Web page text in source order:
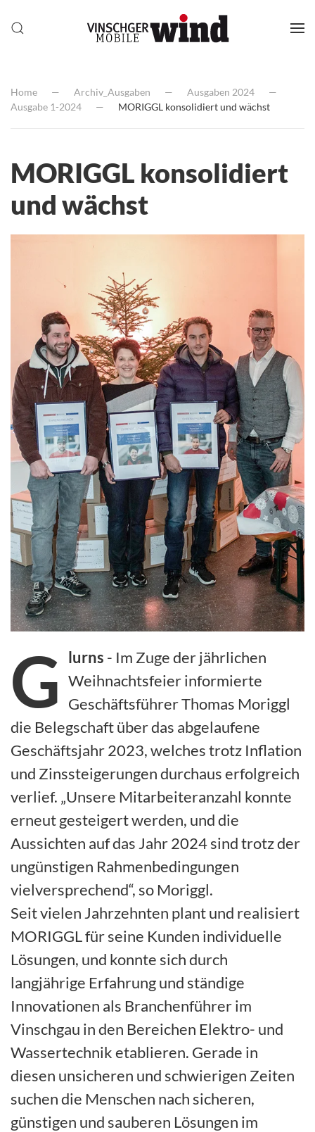
Home Archiv_Ausgaben
Ausgaben 2024
Ausgabe 1-2024
MORIGGL konsolidiert und wächst
MORIGGL konsolidiert
und wächst
G lurns - Im Zuge der jährlichen
Weihnachtsfeier informierte
Geschäftsführer Thomas Moriggl
die Belegschaft über das abgelaufene
Geschäftsjahr 2023, welches trotz Inflation
und Zinssteigerungen durchaus erfolgreich
verlief. „Unsere Mitarbeiteranzahl konnte
erneut gesteigert werden, und die
Aussichten auf das Jahr 2024 sind trotz der
ungünstigen Rahmenbedingungen
vielversprechend“, so Moriggl.
Seit vielen Jahrzehnten plant und realisiert
MORIGGL für seine Kunden individuelle
Lösungen, und konnte sich durch
langjährige Erfahrung und ständige
Innovationen als Branchenführer im
Vinschgau in den Bereichen Elektro- und
Wassertechnik etablieren. Gerade in
diesen unsicheren und schwierigen Zeiten
suchen die Menschen nach sicheren,
günstigen und sauberen Lösungen im